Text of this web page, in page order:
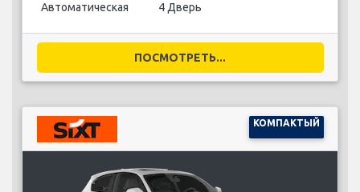
Автоматическая 4 Дверь
ПОСМОТРЕТЬ...
КОМПАКТЫЙ